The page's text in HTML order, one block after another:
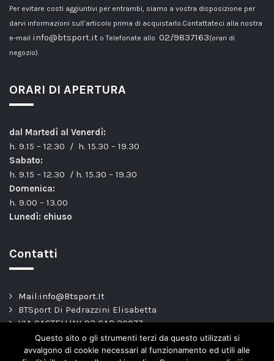
Per evitare costi aggiuntivi per entrambi, siamo a vostra disposizione per
darvi informazioni sull’articolo prima di acquistarlo.Contattateci alla nostra
e-mail info@btsport.it o Telefonate allo 02/9837163(orari di
negozio).
ORARI DI APERTURA
dal Martedì al Venerdì:
h. 9.15 – 12.30 / h. 15.30 – 19.30
Sabato:
h. 9.15 – 12.30 / h. 15.30 – 19.30
Domenica:
h. 9.00 – 13.00
Lunedì: chiuso
Contatti
Mail:info@Btsport.It
BTSport Di Pedrazzini Elisabetta
VIA CASTELLINI 93 CAP 20077
Melegnano – MI –
TEL: 02.9837163
Questo sito o gli strumenti terzi da questo utilizzati si
avvalgono di cookie necessari al funzionamento ed utili alle